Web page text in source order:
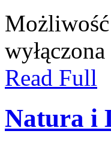
wyłączona
Read Full
Natura i